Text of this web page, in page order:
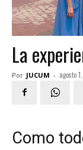
La
Por JUCUM - agosto
Como